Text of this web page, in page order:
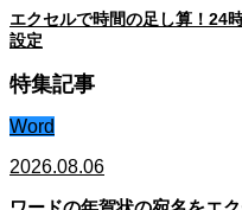
エクセルで時間の足し算！24
設定
特集記事
Word
2026.08.06